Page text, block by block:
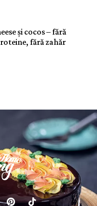
și cocos – fără
fără zahăr